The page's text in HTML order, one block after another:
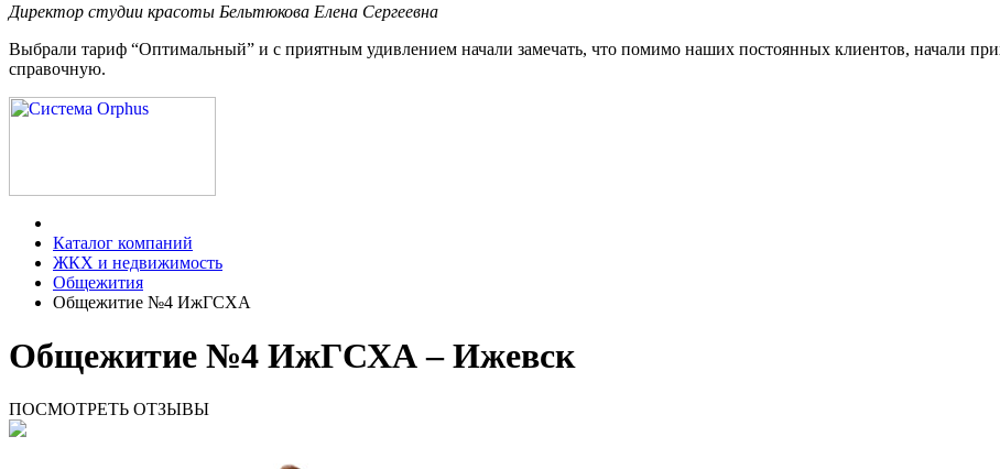
Директор студии красоты Бельтюкова Елена Сергеевна
Выбрали тариф “Оптимальный” и с приятным удивлением начали замечать, что помимо наших постоянных клиентов, начали
справочную.
Каталог компаний
ЖКХ и недвижимость
Общежития
Общежитие №4 ИжГСХА
Общежитие №4 ИжГСХА – Ижевск
ПОСМОТРЕТЬ ОТЗЫВЫ